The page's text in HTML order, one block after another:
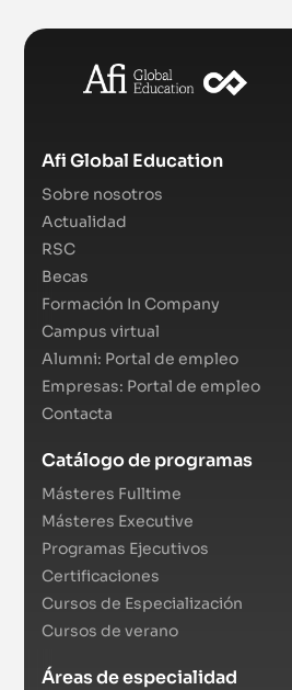
Afi Global Education
Sobre nosotros
Actualidad
RSC
Becas
Formación In Company
Campus virtual
Alumni: Portal de empleo
Empresas: Portal de empleo
Contacta
Catálogo de programas
Másteres Fulltime
Másteres Executive
Programas Ejecutivos
Certificaciones
Cursos de Especialización
Cursos de verano
Áreas de especialidad